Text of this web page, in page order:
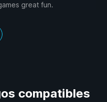
great fun.
compatibles